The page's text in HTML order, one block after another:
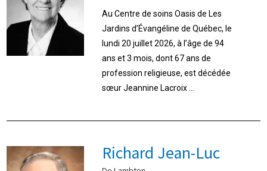
Au Centre de soins Oasis de Les
Jardins d’Évangéline de Québec, le
lundi 20 juillet 2026, à l’âge de 94
ans et 3 mois, dont 67 ans de
profession religieuse, est décédée
sœur Jeannine Lacroix ...
Richard Jean-Luc